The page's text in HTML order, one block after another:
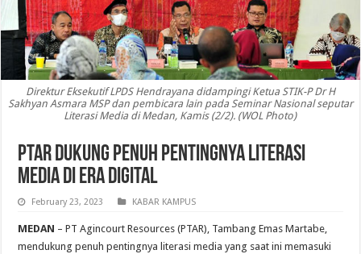
Direktur Eksekutif LPDS Hendrayana didampingi Ketua STIK-P Dr H
Sakhyan Asmara MSP dan pembicara lain pada Seminar Nasional seputar
Literasi Media di Medan, Kamis (2/2). (WOL Photo)
PTAR Dukung Penuh Pentingnya Literasi
Media di Era Digital
February 23, 2023 KABAR KAMPUS
MEDAN – PT Agincourt Resources (PTAR), Tambang Emas Martabe,
mendukung penuh pentingnya literasi media yang saat ini memasuki